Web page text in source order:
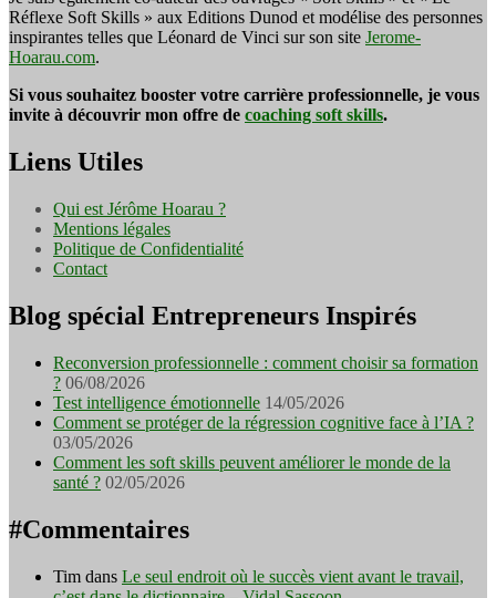
Réflexe Soft Skills » aux Editions Dunod et modélise des personnes
inspirantes telles que Léonard de Vinci sur son site Jerome-
Hoarau.com.
Si vous souhaitez booster votre carrière professionnelle, je vous
invite à découvrir mon offre de coaching soft skills.
Liens Utiles
Qui est Jérôme Hoarau ?
Mentions légales
Politique de Confidentialité
Contact
Blog spécial Entrepreneurs Inspirés
Reconversion professionnelle : comment choisir sa formation
? 06/08/2026
Test intelligence émotionnelle 14/05/2026
Comment se protéger de la régression cognitive face à l’IA ?
03/05/2026
Comment les soft skills peuvent améliorer le monde de la
santé ? 02/05/2026
#Commentaires
Tim dans Le seul endroit où le succès vient avant le travail,